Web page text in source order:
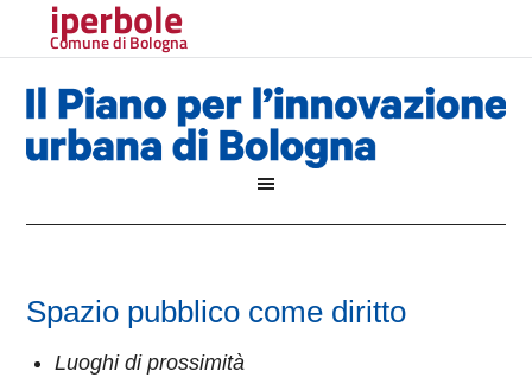
iperbole
Comune di Bologna
Spazio pubblico come diritto
Luoghi di prossimità